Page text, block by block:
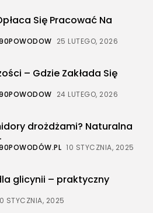
Się Pracować Na
25 LUTEGO, 2026
– Gdzie Zakłada Się
24 LUTEGO, 2026
drożdżami? Naturalna
10 STYCZNIA, 2025
glicynii – praktyczny
STYCZNIA, 2025